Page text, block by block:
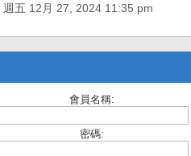
週五 12月 27, 2024 11:35 pm
會員名稱:
密碼: